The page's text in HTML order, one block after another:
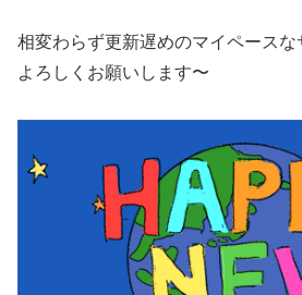
相変わらず更新遅めのマイペース
よろしくお願いします〜